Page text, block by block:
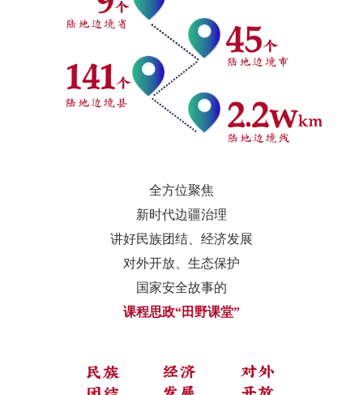
全方位聚焦
新时代边疆治理
讲好民族团结、经济发展
对外开放、生态保护
国家安全故事的
课程思政“田野课堂”